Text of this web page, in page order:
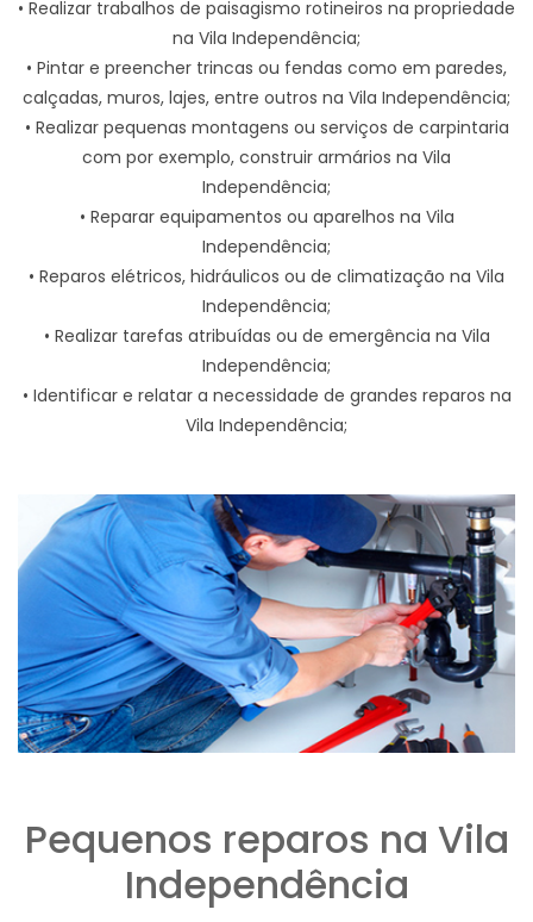
• Realizar trabalhos de paisagismo rotineiros na propriedade
na Vila Independência;
• Pintar e preencher trincas ou fendas como em paredes,
calçadas, muros, lajes, entre outros na Vila Independência;
• Realizar pequenas montagens ou serviços de carpintaria
com por exemplo, construir armários na Vila
Independência;
• Reparar equipamentos ou aparelhos na Vila
Independência;
• Reparos elétricos, hidráulicos ou de climatização na Vila
Independência;
• Realizar tarefas atribuídas ou de emergência na Vila
Independência;
• Identificar e relatar a necessidade de grandes reparos na
Vila Independência;
Pequenos reparos na Vila
Independência